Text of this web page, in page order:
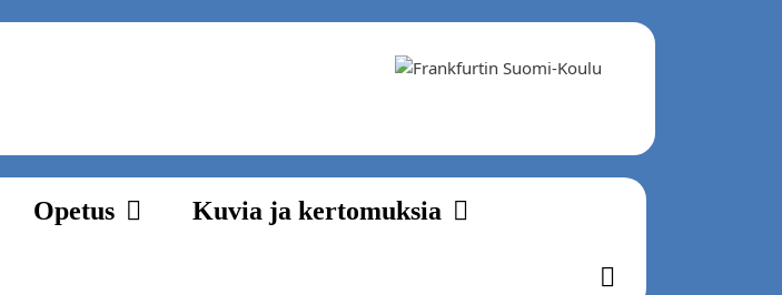
Opetus Kuvia ja kertomuksia